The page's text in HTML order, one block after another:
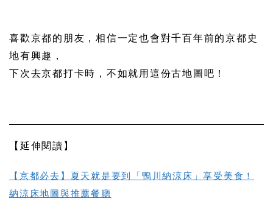
喜歡京都的朋友，相信一定也會對千百年前的京都史
地有興趣，
下次去京都打卡時，不如就用這份古地圖吧！
【延伸閱讀】
【京都必去】夏天就是要到「鴨川納涼床」享受美食！
納涼床地圖與推薦餐廳